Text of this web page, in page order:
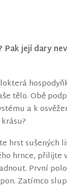
její dary
tělo. Obě
a k
hrst sušených
hrnce, přilijte
První
Zatímco